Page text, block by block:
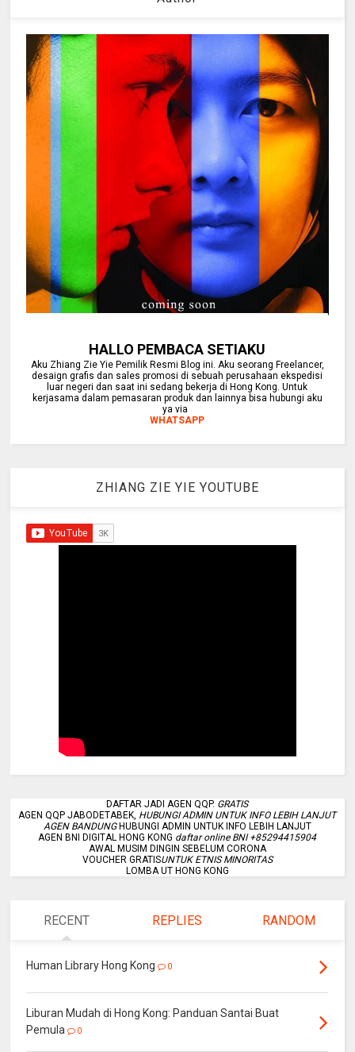
HALLO PEMBACA SETIAKU
Aku Zhiang Zie Yie Pemilik Resmi Blog ini. Aku seorang Freelancer,
desaign grafis dan sales promosi di sebuah perusahaan ekspedisi
luar negeri dan saat ini sedang bekerja di Hong Kong. Untuk
kerjasama dalam pemasaran produk dan lainnya bisa hubungi aku
ya via
WHATSAPP
ZHIANG ZIE YIE YOUTUBE
DAFTAR JADI AGEN QQP. GRATIS
AGEN QQP JABODETABEK, HUBUNGI ADMIN UNTUK INFO LEBIH LANJUT
AGEN BANDUNGHUBUNGI ADMIN UNTUK INFO LEBIH LANJUT
AGEN BNI DIGITAL HONG KONG daftar online BNI +85294415904
AWAL MUSIM DINGIN SEBELUM CORONA
VOUCHER GRATISUNTUK ETNIS MINORITAS
LOMBA UT HONG KONG
RECENT REPLIES RANDOM
Human Library Hong Kong 0
Liburan Mudah di Hong Kong: Panduan Santai Buat
Pemula
0